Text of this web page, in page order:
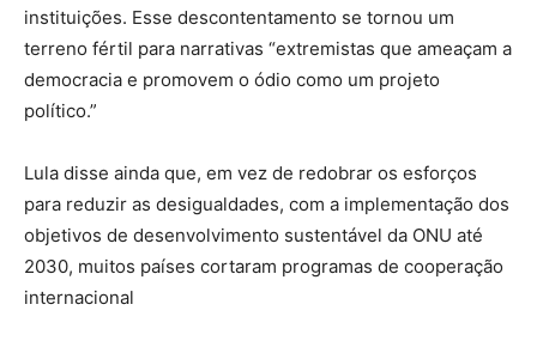
instituições. Esse descontentamento se tornou um
terreno fértil para narrativas “extremistas que ameaçam a
democracia e promovem o ódio como um projeto
político.”
Lula disse ainda que, em vez de redobrar os esforços
para reduzir as desigualdades, com a implementação dos
objetivos de desenvolvimento sustentável da ONU até
2030, muitos países cortaram programas de cooperação
internacional